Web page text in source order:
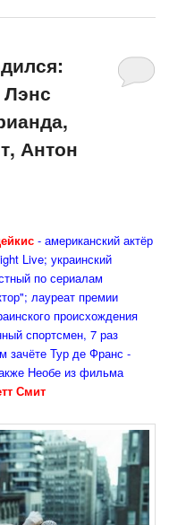
Антон
- американский актёр
Live; украинский
по сериалам
лауреат премии
происхождения
спортсмен, 7 раз
Тур де Франс -
Необе из фильма
Смит